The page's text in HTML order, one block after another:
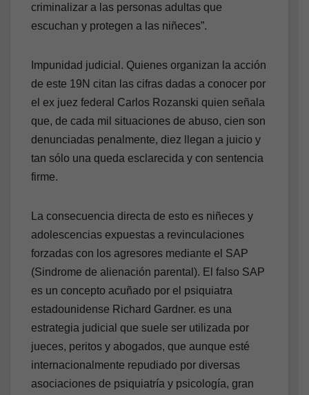
criminalizar a las personas adultas que
escuchan y protegen a las niñeces”.
Impunidad judicial. Quienes organizan la acción
de este 19N citan las cifras dadas a conocer por
el ex juez federal Carlos Rozanski quien señala
que, de cada mil situaciones de abuso, cien son
denunciadas penalmente, diez llegan a juicio y
tan sólo una queda esclarecida y con sentencia
firme.
La consecuencia directa de esto es niñeces y
adolescencias expuestas a revinculaciones
forzadas con los agresores mediante el SAP
(Sindrome de alienación parental). El falso SAP
es un concepto acuñado por el psiquiatra
estadounidense Richard Gardner. es una
estrategia judicial que suele ser utilizada por
jueces, peritos y abogados, que aunque esté
internacionalmente repudiado por diversas
asociaciones de psiquiatría y psicología, gran